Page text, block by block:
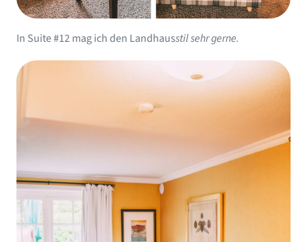
In Suite #12 mag ich den Landhausstil sehr gerne.